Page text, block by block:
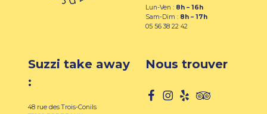
Lun-Ven : 8h – 16h
Sam-Dim : 8h – 17h
05 56 38 22 42
Suzzi take away
:
48 rue des Trois-Conils
Nous trouver